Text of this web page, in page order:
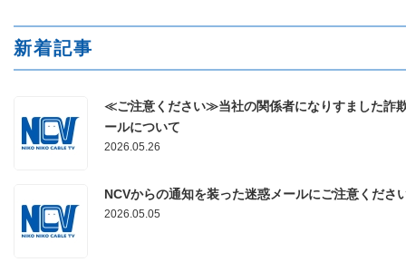
新着記事
≪ご注意ください≫当社の関係者になりすました詐
ールについて
2026.05.26
NCVからの通知を装った迷惑メールにご注意くださ
2026.05.05